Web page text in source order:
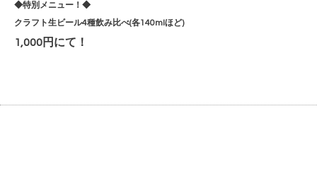
◆特別メニュー！◆
クラフト生ビール4種飲み比べ(各140mlほど)
1,000円にて！